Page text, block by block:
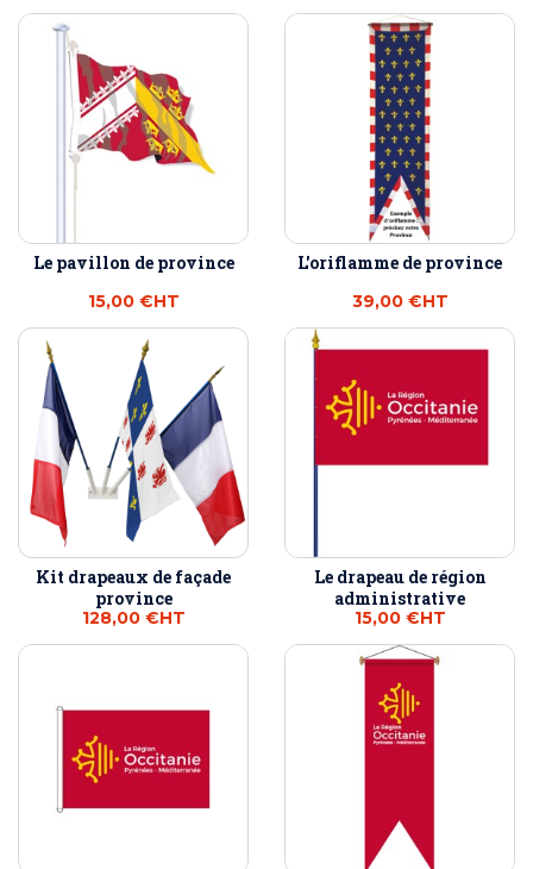
Le pavillon de province
15,00 €HT
L'oriflamme de province
39,00 €HT
Kit drapeaux de façade
province
128,00 €HT
Le drapeau de région
administrative
15,00 €HT